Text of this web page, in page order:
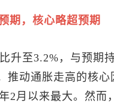
期，核心略超预期
升至3.2%，与预期
推动通胀走高的核
2月以来最大。然